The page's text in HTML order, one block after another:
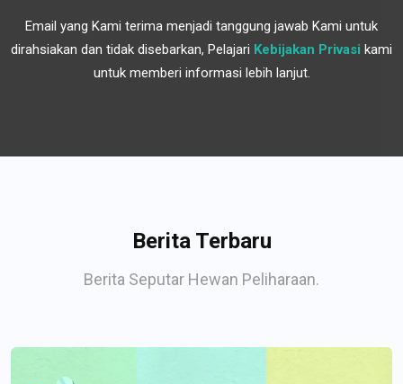
Email yang Kami terima menjadi tanggung jawab Kami untuk
dirahsiakan dan tidak disebarkan, Pelajari Kebijakan Privasi kami
untuk memberi informasi lebih lanjut.
Berita Terbaru
Berita Seputar Hewan Peliharaan.